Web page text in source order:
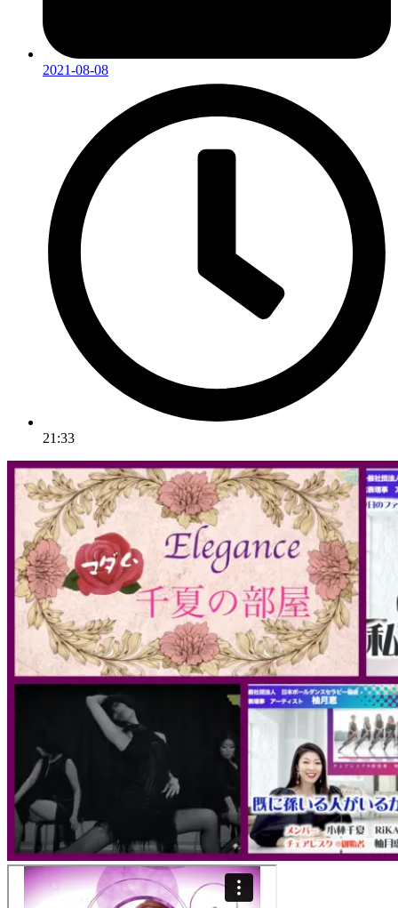
2021-08-08
21:33